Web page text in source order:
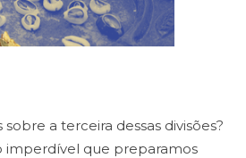
a terceira dessas divisões?
imperdível que preparamos